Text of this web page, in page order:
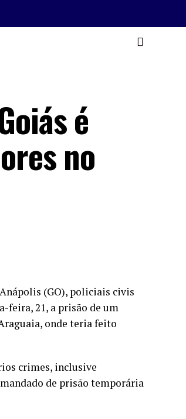
é
no
(GO), policiais civis
feira, 21, a prisão de um
onde teria feito
crimes, inclusive
de prisão temporária